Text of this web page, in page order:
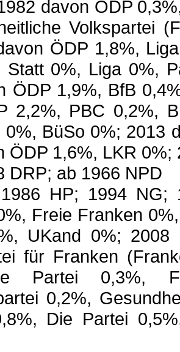
davon ÖDP
Volkspartei
ÖDP 1,8%,
Statt 0%, Liga 0%,
ÖDP 1,9%, BfB
2,2%, PBC 0,2%,
0%, BüSo 0%; 2013
ÖDP 1,6%, LKR 0%;
DRP; ab 1966 NPD
HP; 1994 NG;
Freie Franken
UKand 0%;
für Franken
Partei 0,3%,
0,2%,
Die Partei